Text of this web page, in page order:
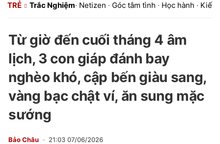
TRẺ Trắc Nghiệm· Netizen · Góc tâm tình · Học hành · Kiến
Từ giờ đến cuối tháng 4 âm
lịch, 3 con giáp đánh bay
nghèo khó, cập bến giàu sang,
vàng bạc chật ví, ăn sung mặc
sướng
Bảo Châu 21:03 07/06/2026